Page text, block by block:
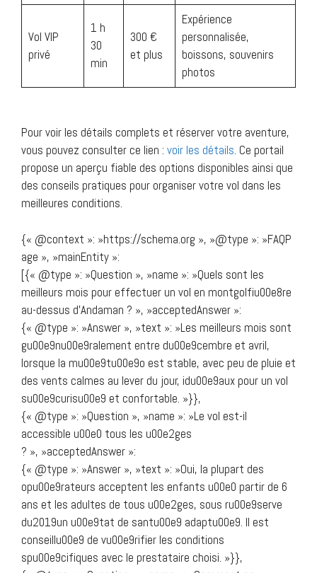
Vol VIP
privé
1 h
30
min
300 €
et plus
Expérience
personnalisée,
boissons, souvenirs
photos
Pour voir les détails complets et réserver votre aventure,
vous pouvez consulter ce lien : voir les détails. Ce portail
propose un aperçu fiable des options disponibles ainsi que
des conseils pratiques pour organiser votre vol dans les
meilleures conditions.
{« @context »: »https://schema.org », »@type »: »FAQP
age », »mainEntity »:
[{« @type »: »Question », »name »: »Quels sont les
meilleurs mois pour effectuer un vol en montgolfiu00e8re
au-dessus d’Andaman ? », »acceptedAnswer »:
{« @type »: »Answer », »text »: »Les meilleurs mois sont
gu00e9nu00e9ralement entre du00e9cembre et avril,
lorsque la mu00e9tu00e9o est stable, avec peu de pluie et
des vents calmes au lever du jour, idu00e9aux pour un vol
su00e9curisu00e9 et confortable. »}},
{« @type »: »Question », »name »: »Le vol est-il
accessible u00e0 tous les u00e2ges
? », »acceptedAnswer »:
{« @type »: »Answer », »text »: »Oui, la plupart des
opu00e9rateurs acceptent les enfants u00e0 partir de 6
ans et les adultes de tous u00e2ges, sous ru00e9serve
du2019un u00e9tat de santu00e9 adaptu00e9. Il est
conseillu00e9 de vu00e9rifier les conditions
spu00e9cifiques avec le prestataire choisi. »}},